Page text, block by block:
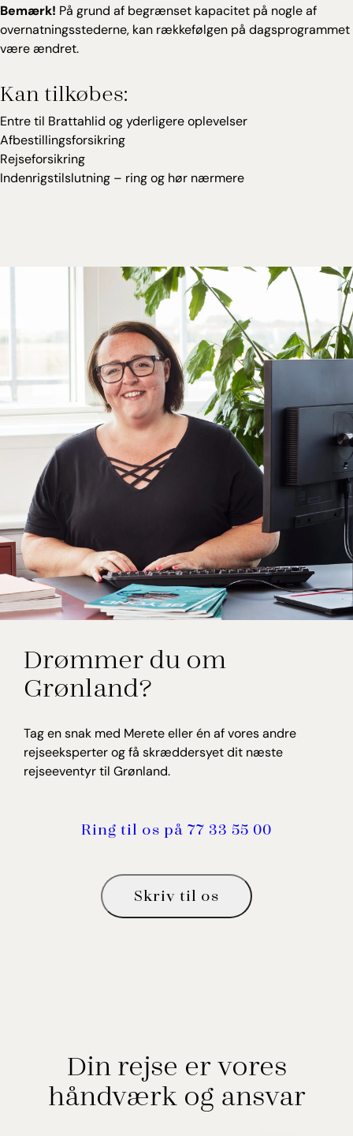
Bemærk! På grund af begrænset kapacitet på nogle af
overnatningsstederne, kan rækkefølgen på dagsprogrammet
være ændret.
Kan tilkøbes:
Entre til Brattahlid og yderligere oplevelser
Afbestillingsforsikring
Rejseforsikring
Indenrigstilslutning – ring og hør nærmere
Merete B. Kristensen
Rejseekspert, Grønland
Drømmer du om
Grønland?
Tag en snak med Merete eller én af vores andre
rejseeksperter og få skræddersyet dit næste
rejseeventyr til Grønland.
Ring til os på 77 33 55 00
Skriv til os
Din rejse er vores
håndværk og ansvar